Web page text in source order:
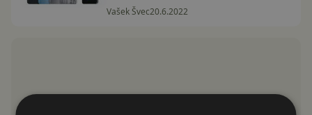
Vašek Švec20.6.2022